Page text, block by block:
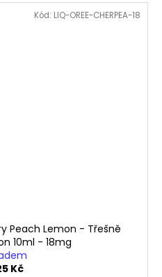
Peach Lemon - Třešně
10ml - 18mg
Kč
Kód: LIQ-OREE-CHERPEA-18